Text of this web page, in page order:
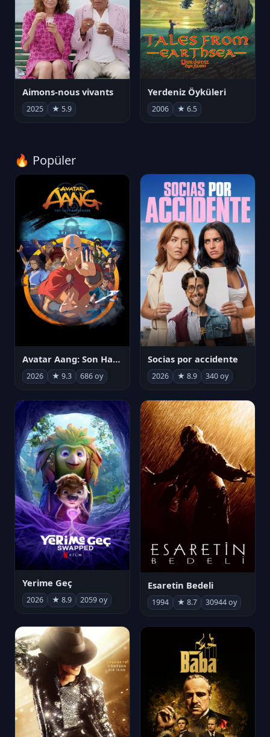
Aimons-nous vivants
2025 ★ 5.9
Yerdeniz Öyküleri
2006 ★ 6.5
🔥 Popüler
Avatar Aang: Son Havabükücü
2026 ★ 9.3 686 oy
Socias por accidente
2026 ★ 8.9 340 oy
Yerime Geç
2026 ★ 8.9 2059 oy
Esaretin Bedeli
1994 ★ 8.7 30944 oy